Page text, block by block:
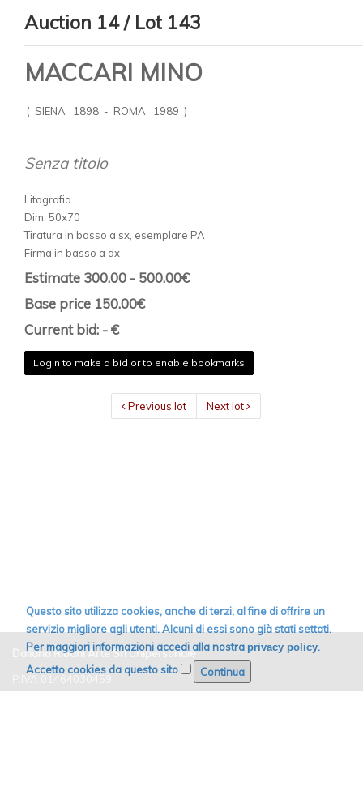
Auction 14 / Lot 143
MACCARI MINO
( SIENA 1898 - ROMA 1989 )
Senza titolo
Litografia
Dim. 50x70
Tiratura in basso a sx, esemplare PA
Firma in basso a dx
Estimate 300.00 - 500.00€
Base price 150.00€
Current bid: - €
Login to make a bid or to enable bookmarks
Previous lot Next lot
Daliano Ribani Arte Srl Unipersonale
Questo sito utilizza cookies, anche di terzi, al fine di offrire un
servizio migliore agli utenti. Alcuni di essi sono già stati settati.
Per maggiori informazioni accedi alla nostra privacy policy.
Accetto cookies da questo sito